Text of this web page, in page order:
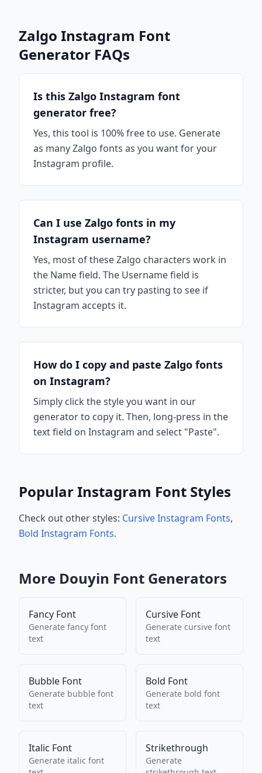
Zalgo Instagram Font
Generator FAQs
Is this Zalgo Instagram font
generator free?
Yes, this tool is 100% free to use. Generate
as many Zalgo fonts as you want for your
Instagram profile.
Can I use Zalgo fonts in my
Instagram username?
Yes, most of these Zalgo characters work in
the Name field. The Username field is
stricter, but you can try pasting to see if
Instagram accepts it.
How do I copy and paste Zalgo fonts
on Instagram?
Simply click the style you want in our
generator to copy it. Then, long-press in the
text field on Instagram and select "Paste".
Popular Instagram Font Styles
Check out other styles: Cursive Instagram Fonts,
Bold Instagram Fonts.
More Douyin Font Generators
Fancy Font
Generate fancy font
text
Cursive Font
Generate cursive font
text
Bubble Font
Generate bubble font
text
Bold Font
Generate bold font
text
Italic Font
Generate italic font
Strikethrough
Generate